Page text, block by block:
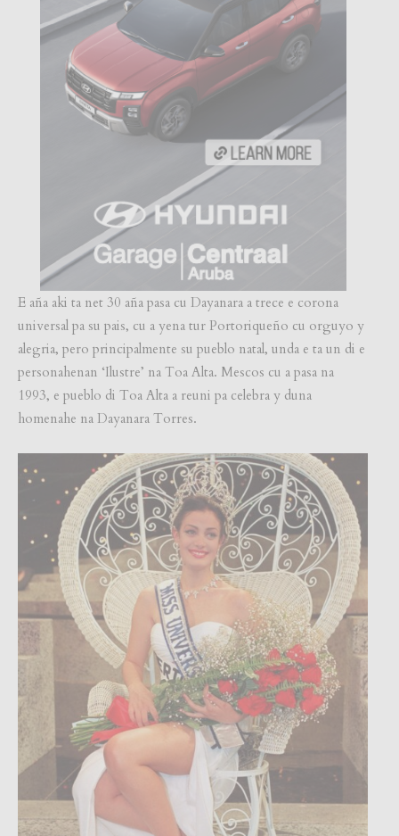
E aña aki ta net 30 aña pasa cu Dayanara a trece e corona
universal pa su pais, cu a yena tur Portoriqueño cu orguyo y
alegria, pero principalmente su pueblo natal, unda e ta un di e
personahenan ‘Ilustre’ na Toa Alta. Mescos cu a pasa na
1993, e pueblo di Toa Alta a reuni pa celebra y duna
homenahe na Dayanara Torres.